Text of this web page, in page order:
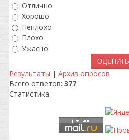
Отлично
Хорошо
Неплохо
Плохо
Ужасно
Результаты | Архив опросов
Всего ответов: 377
Статистика